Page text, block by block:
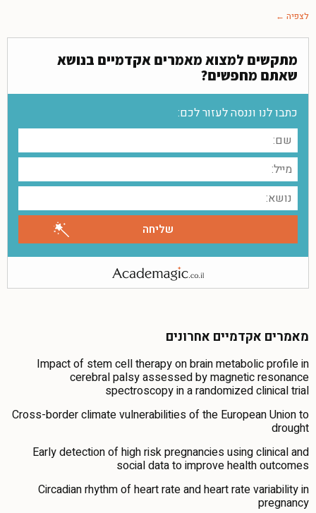
לצפיה ←
מתקשים למצוא מאמרים אקדמיים בנושא
שאתם מחפשים?
כתבו לנו וננסה לעזור לכם:
מאמרים אקדמיים אחרונים
Impact of stem cell therapy on brain metabolic profile in
cerebral palsy assessed by magnetic resonance
spectroscopy in a randomized clinical trial
Cross-border climate vulnerabilities of the European Union to
drought
Early detection of high risk pregnancies using clinical and
social data to improve health outcomes
Circadian rhythm of heart rate and heart rate variability in
pregnancy